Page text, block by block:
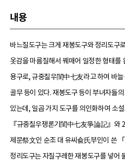
내용
바느질도구는 크게 재봉도구와 정리도구
옷감을 마름질해서 꿰매어 일정한 형태를
용구로, 규중칠우閨中七友라고 하여 바
골무 등이 있다. 재봉도구 등이 부녀자들
있는데, 일곱 가지 도구를 의인화하여 소
『규중칠우쟁론기閨中七友爭論記』와
제문祭文인 순조 대 유씨兪氏부인이 쓴
정리도구는 자질구레한 재봉도구를 넣어